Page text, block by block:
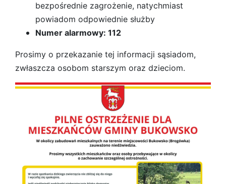
bezpośrednie zagrożenie, natychmiast
powiadom odpowiednie służby
Numer alarmowy: 112
Prosimy o przekazanie tej informacji sąsiadom,
zwłaszcza osobom starszym oraz dzieciom.